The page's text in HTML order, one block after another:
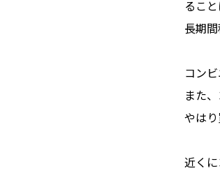
ること
長期
コン
また
やはり
近くに